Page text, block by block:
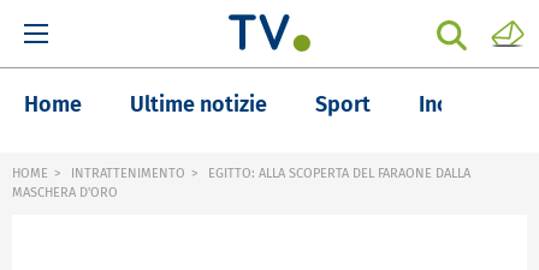
Home Ultime notizie Sport Inchieste
HOME INTRATTENIMENTO
EGITTO: ALLA SCOPERTA DEL FARAONE DALLA
MASCHERA D'ORO